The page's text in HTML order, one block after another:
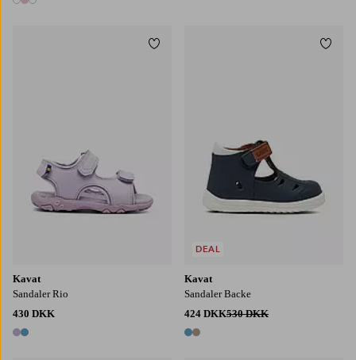
3 farver
Kavat
Sandaler Rio
430 DKK
2 farver
Tilføj til favoritter
Kavat
Sandaler Backe
424 DKK530 DKK
2 farver
DEAL